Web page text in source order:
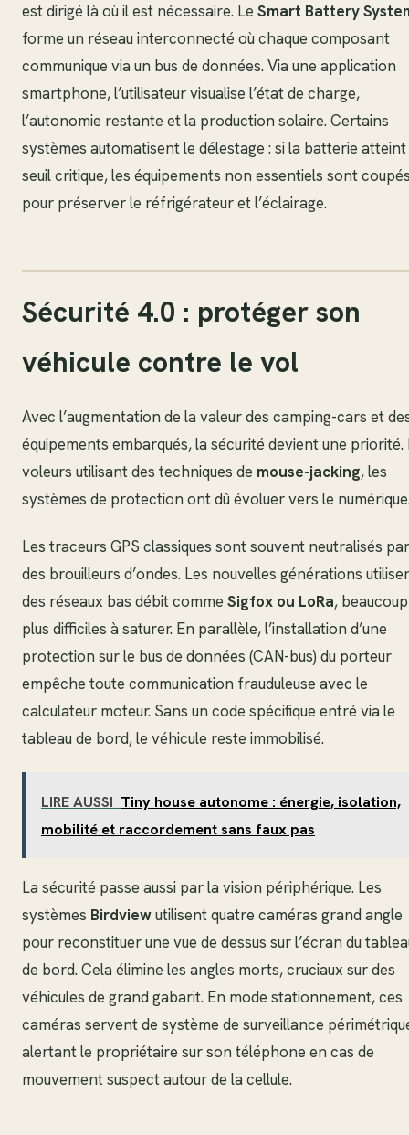
est dirigé là où il est nécessaire. Le Smart Battery
forme un réseau interconnecté où chaque composant
communique via un bus de données. Via une application
smartphone, l’utilisateur visualise l’état de charge,
l’autonomie restante et la production solaire. Certains
systèmes automatisent le délestage : si la batterie atteint
seuil critique, les équipements non essentiels sont
pour préserver le réfrigérateur et l’éclairage.
Sécurité 4.0 : protéger son
véhicule contre le vol
Avec l’augmentation de la valeur des camping-cars et
équipements embarqués, la sécurité devient une priorité.
voleurs utilisant des techniques de mouse-jacking, les
systèmes de protection ont dû évoluer vers le
Les traceurs GPS classiques sont souvent neutralisés par
des brouilleurs d’ondes. Les nouvelles générations
des réseaux bas débit comme Sigfox ou LoRa, beaucoup
plus difficiles à saturer. En parallèle, l’installation d’une
protection sur le bus de données (CAN-bus) du porteur
empêche toute communication frauduleuse avec le
calculateur moteur. Sans un code spécifique entré via le
tableau de bord, le véhicule reste immobilisé.
LIRE AUSSI Tiny house autonome : énergie, isolation,
mobilité et raccordement sans faux pas
La sécurité passe aussi par la vision périphérique. Les
systèmes Birdviewutilisent quatre caméras grand angle
pour reconstituer une vue de dessus sur l’écran du
de bord. Cela élimine les angles morts, cruciaux sur des
véhicules de grand gabarit. En mode stationnement, ces
caméras servent de système de surveillance
alertant le propriétaire sur son téléphone en cas de
mouvement suspect autour de la cellule.